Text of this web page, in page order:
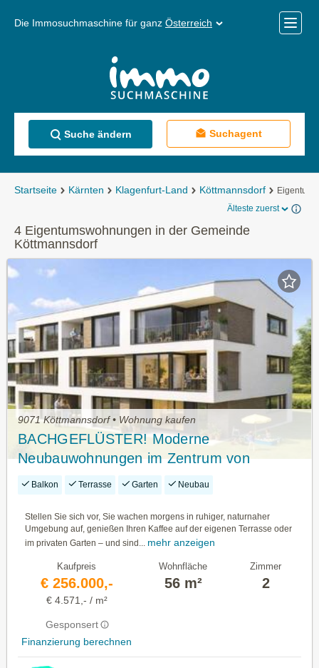
Die Immosuchmaschine für ganz Österreich
Menü
Suche ändern Suchagent
Startseite Kärnten Klagenfurt-Land Köttmannsdorf
Älteste zuerst
4 Eigentumswohnungen in der Gemeinde
Köttmannsdorf
9071 Köttmannsdorf • Wohnung kaufen
BACHGEFLÜSTER! Moderne
Neubauwohnungen im Zentrum von
Köttmannsdorf
Balkon Terrasse Garten Neubau
Stellen Sie sich vor, Sie wachen morgens in ruhiger, naturnaher
Umgebung auf, genießen Ihren Kaffee auf der eigenen Terrasse oder
im privaten Garten – und sind...
mehr anzeigen
Kaufpreis
€ 256.000,-
€ 4.571,- / m²
Gesponsert
Finanzierung berechnen
Wohnfläche
56 m²
Zimmer
2